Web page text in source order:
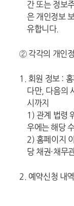
간 또는 정보
은 개인정보
유합니다.
② 각각의 개인
1. 회원 정보 :
다만, 다음의
시까지
1) 관계 법령
우에는 해당
2) 홈페이지
당 채권·채무
2. 예약신청 내